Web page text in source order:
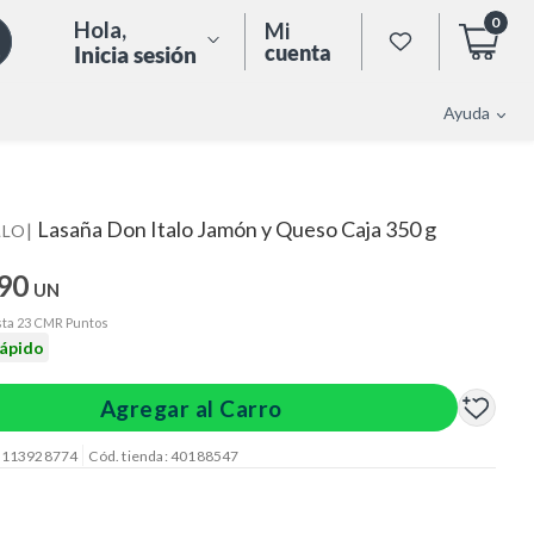
Hola,
Inicia sesión
Mi
cuenta
0
Ayuda
| Lasaña Don Italo Jamón y Queso Caja 350 g
UN
23 CMR Puntos
Agregar al Carro
113928774 Cód. tienda: 40188547